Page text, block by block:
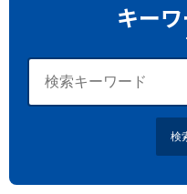
大宮駅西口
観戦ガイド モラン
地
キー
検